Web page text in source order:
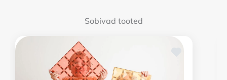
Sobivad tooted